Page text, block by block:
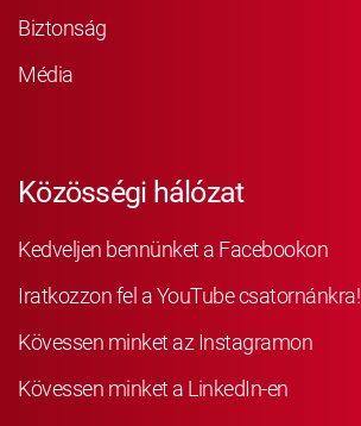
Biztonság
Média
Közösségi hálózat
Kedveljen bennünket a Facebookon
Iratkozzon fel a YouTube csatornánkra!
Kövessen minket az Instagramon
Kövessen minket a LinkedIn-en